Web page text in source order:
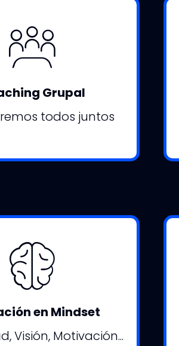
Grupal
todos juntos
en Mindset
Visión, Motivación...